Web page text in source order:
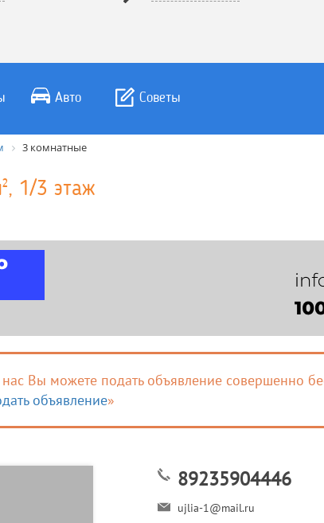
Авто Советы
3 комнатные
1/3 этаж
Вы можете подать объявление совершенно
объявление»
89235904446
ujlia-1@mail.ru